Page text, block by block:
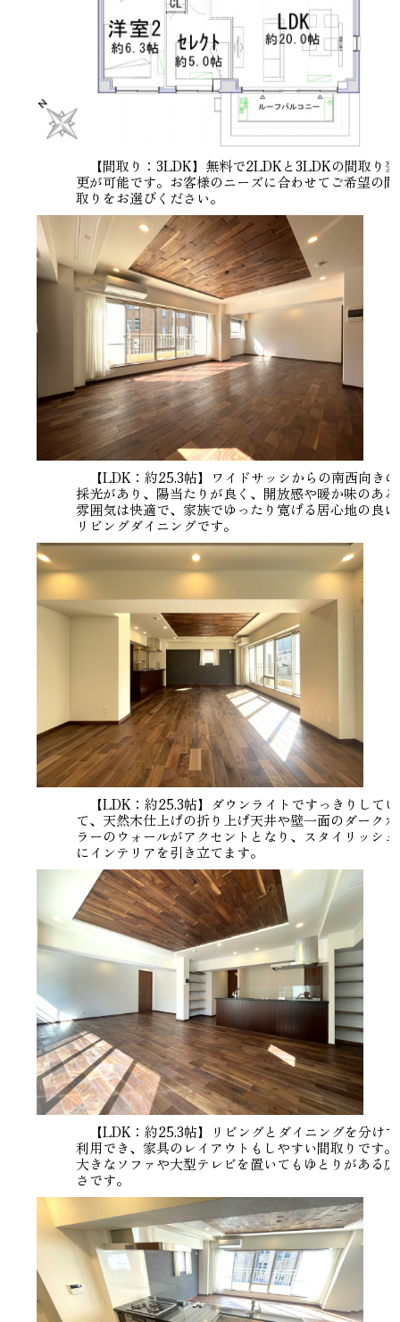
【間取り：3LDK】無料で2LDKと3LDKの間取り変
更が可能です。お客様のニーズに合わせてご希望の間
取りをお選びください。
【LDK：約25.3帖】ワイドサッシからの南西向きの
採光があり、陽当たりが良く、開放感や暖か味のある
雰囲気は快適で、家族でゆったり寛げる居心地の良い
リビングダイニングです。
【LDK：約25.3帖】ダウンライトですっきりしてい
て、天然木仕上げの折り上げ天井や壁一面のダークカ
ラーのウォールがアクセントとなり、スタイリッシュ
にインテリアを引き立てます。
【LDK：約25.3帖】リビングとダイニングを分けて
利用でき、家具のレイアウトもしやすい間取りです。
大きなソファや大型テレビを置いてもゆとりがある広
さです。